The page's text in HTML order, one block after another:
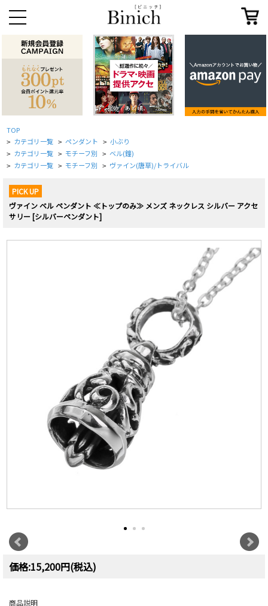
TOP
> カテゴリ一覧 > ペンダント > 小ぶり
> カテゴリ一覧 > モチーフ別 > ベル(鐘)
> カテゴリ一覧 > モチーフ別 > ヴァイン(唐草)/トライバル
PICK UP
ヴァイン ベル ペンダント ≪トップのみ≫ メンズ ネックレス シルバー アクセ
サリー [シルバーペンダント]
価格:15,200円(税込)
商品説明